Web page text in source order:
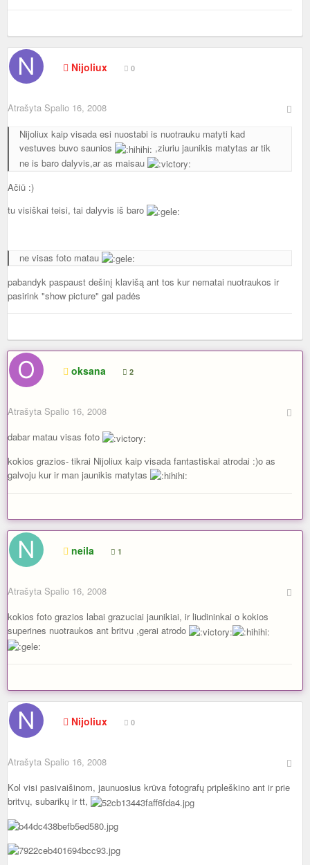
Nijoliux 0
Atrašyta Spalio 16, 2008
Nijoliux kaip visada esi nuostabi is nuotrauku matyti kad
vestuves buvo saunios
,ziuriu jaunikis matytas ar tik
ne is baro dalyvis,ar as maisau
Ačiū :)
tu visiškai teisi, tai dalyvis iš baro
ne visas foto matau
pabandyk paspaust dešinį klavišą ant tos kur nematai nuotraukos ir
pasirink "show picture" gal padės
oksana 2
Atrašyta Spalio 16, 2008
dabar matau visas foto
kokios grazios- tikrai Nijoliux kaip visada fantastiskai atrodai :)o as
galvoju kur ir man jaunikis matytas
neila 1
Atrašyta Spalio 16, 2008
kokios foto grazios labai grazuciai jaunikiai, ir liudininkai o kokios
superines nuotraukos ant britvu ,gerai atrodo
Nijoliux 0
Atrašyta Spalio 16, 2008
Kol visi pasivaišinom, jaunuosius krūva fotografų pripleškino ant ir prie
britvų, subarikų ir tt,